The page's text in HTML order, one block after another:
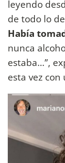
leyendo
de todo lo
Había
nunca
estaba…”,
esta vez